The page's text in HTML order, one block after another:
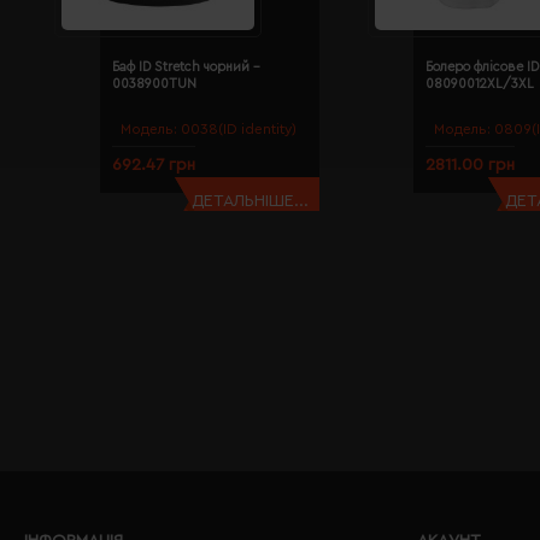
Модель: 0038(ID identity)
Баф ID Stretch чорний -
0038900TUN
692.47 грн
ДЕТАЛЬНІШЕ...
Модель:
Болеро флісове
08090012XL/3XL
2811.00 грн